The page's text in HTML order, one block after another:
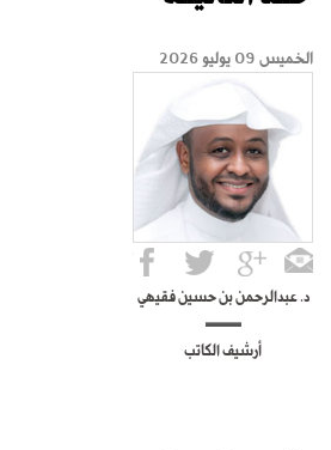
الخميس 09 يوليو 2026
د. عبدالرحمن بن حسين فقيهي
أرشيف الكاتب